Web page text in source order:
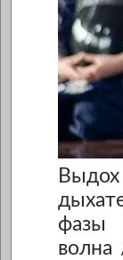
фазы
волна